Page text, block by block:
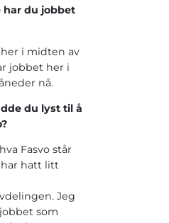
har du jobbet
i midten av
jobbet her i
nå.
du lyst til å
Fasvo står
hatt litt
Jeg
som